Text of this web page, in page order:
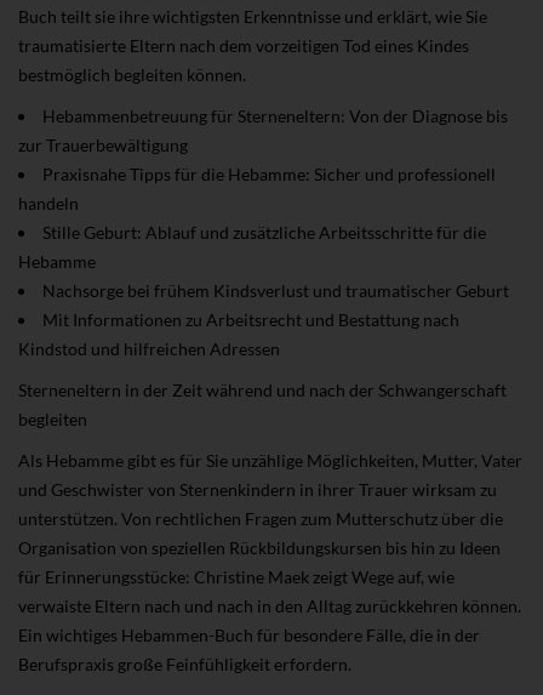
Buch teilt sie ihre wichtigsten Erkenntnisse und erklärt, wie Sie
traumatisierte Eltern nach dem vorzeitigen Tod eines Kindes
bestmöglich begleiten können.
Hebammenbetreuung für Sterneneltern: Von der Diagnose bis
zur Trauerbewältigung
Praxisnahe Tipps für die Hebamme: Sicher und professionell
handeln
Stille Geburt: Ablauf und zusätzliche Arbeitsschritte für die
Hebamme
Nachsorge bei frühem Kindsverlust und traumatischer Geburt
Mit Informationen zu Arbeitsrecht und Bestattung nach
Kindstod und hilfreichen Adressen
Sterneneltern in der Zeit während und nach der Schwangerschaft
begleiten
Als Hebamme gibt es für Sie unzählige Möglichkeiten, Mutter, Vater
und Geschwister von Sternenkindern in ihrer Trauer wirksam zu
unterstützen. Von rechtlichen Fragen zum Mutterschutz über die
Organisation von speziellen Rückbildungskursen bis hin zu Ideen
für Erinnerungsstücke: Christine Maek zeigt Wege auf, wie
verwaiste Eltern nach und nach in den Alltag zurückkehren können.
Ein wichtiges Hebammen-Buch für besondere Fälle, die in der
Berufspraxis große Feinfühligkeit erfordern.